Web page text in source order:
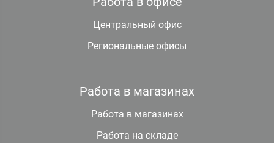
Центральный офис
Региональные офисы
Работа в магазинах
Работа в магазинах
Работа на складе